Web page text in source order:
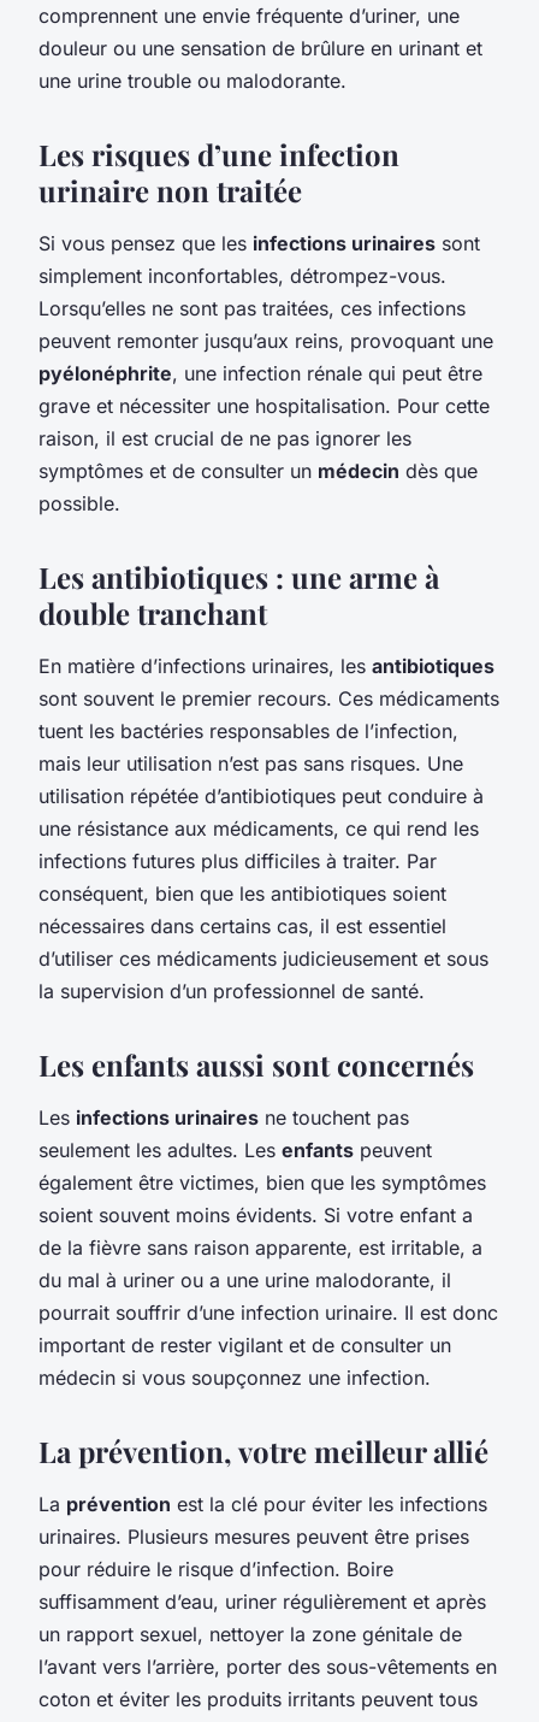
comprennent une envie fréquente d’uriner, une
douleur ou une sensation de brûlure en urinant et
une urine trouble ou malodorante.
Les risques d’une infection
urinaire non traitée
Si vous pensez que les infections urinaires sont
simplement inconfortables, détrompez-vous.
Lorsqu’elles ne sont pas traitées, ces infections
peuvent remonter jusqu’aux reins, provoquant une
pyélonéphrite, une infection rénale qui peut être
grave et nécessiter une hospitalisation. Pour cette
raison, il est crucial de ne pas ignorer les
symptômes et de consulter un médecin dès que
possible.
Les antibiotiques : une arme à
double tranchant
En matière d’infections urinaires, les antibiotiques
sont souvent le premier recours. Ces médicaments
tuent les bactéries responsables de l’infection,
mais leur utilisation n’est pas sans risques. Une
utilisation répétée d’antibiotiques peut conduire à
une résistance aux médicaments, ce qui rend les
infections futures plus difficiles à traiter. Par
conséquent, bien que les antibiotiques soient
nécessaires dans certains cas, il est essentiel
d’utiliser ces médicaments judicieusement et sous
la supervision d’un professionnel de santé.
Les enfants aussi sont concernés
Les infections urinaires ne touchent pas
seulement les adultes. Les enfants peuvent
également être victimes, bien que les symptômes
soient souvent moins évidents. Si votre enfant a
de la fièvre sans raison apparente, est irritable, a
du mal à uriner ou a une urine malodorante, il
pourrait souffrir d’une infection urinaire. Il est donc
important de rester vigilant et de consulter un
médecin si vous soupçonnez une infection.
La prévention, votre meilleur allié
La prévention est la clé pour éviter les infections
urinaires. Plusieurs mesures peuvent être prises
pour réduire le risque d’infection. Boire
suffisamment d’eau, uriner régulièrement et après
un rapport sexuel, nettoyer la zone génitale de
l’avant vers l’arrière, porter des sous-vêtements en
coton et éviter les produits irritants peuvent tous